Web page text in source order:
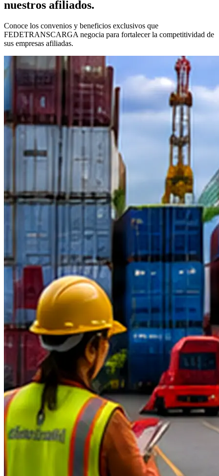
nuestros afiliados.
Conoce los convenios y beneficios exclusivos que
FEDETRANSCARGA negocia para fortalecer la competitividad de
sus empresas afiliadas.